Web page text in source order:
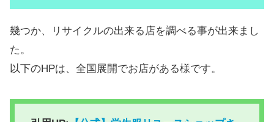
幾つか、リサイクルの出来る店を調べる事が出来まし
た。
以下のHPは、全国展開でお店がある様です。